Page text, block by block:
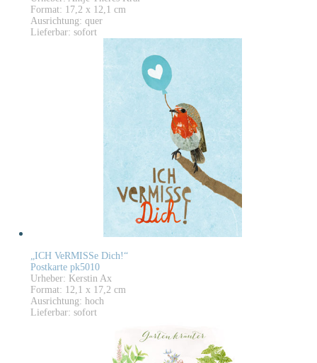
Format: 17,2 x 12,1 cm
Ausrichtung: quer
Lieferbar: sofort
„ICH VeRMISSe Dich!“
Postkarte pk5010
Urheber: Kerstin Ax
Format: 12,1 x 17,2 cm
Ausrichtung: hoch
Lieferbar: sofort